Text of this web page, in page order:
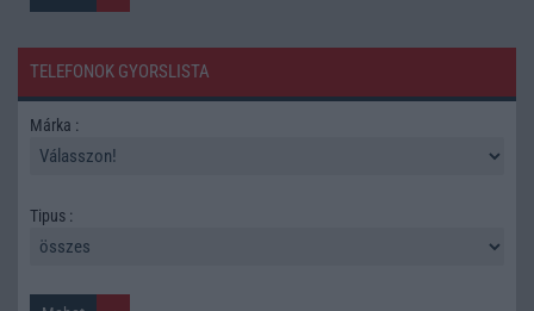
TELEFONOK GYORSLISTA
Márka :
Tipus :